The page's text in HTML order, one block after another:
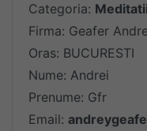
Categoria:
Firma: Geafer
Oras: BUCURESTI
Nume: Andrei
Prenume: Gfr
Email: